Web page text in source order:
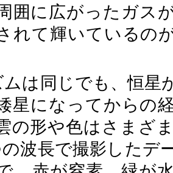
囲に広がったガス
れて輝いているの
ムは同じでも、恒星
星になってからの
の形や色はさまざ
波長で撮影したデ